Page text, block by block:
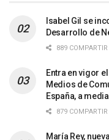
Isabel Gil se
Desarrollo de
889 COMPARTIR
Entra en vigor
Medios de
España, a
879 COMPARTIR
María Rey,